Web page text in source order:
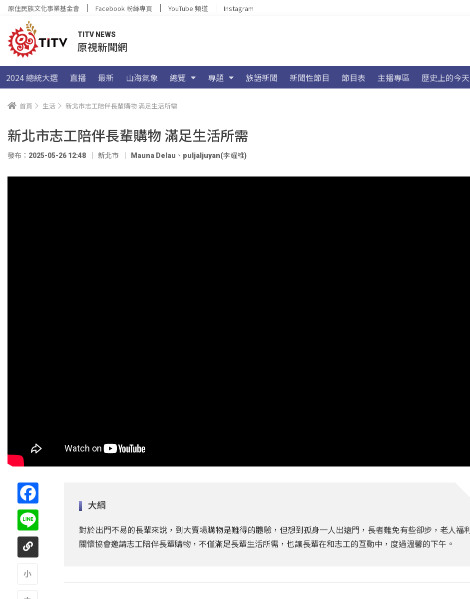
原住民族文化事業基金會 Facebook 粉絲專頁 YouTube 頻道 Instagram
TITV NEWS
原視新聞網
2024 總統大選 直播 最新 山海氣象 總覽 專題 族語新聞 新聞性節目 節目表 主播專區 歷史上的今天
首頁 生活 新北市志工陪伴長輩購物 滿足生活所需
新北市志工陪伴長輩購物 滿足生活所需
發布：2025-05-26 12:48 新北市 Mauna Delau 、 puljaljuyan(李耀維)
大綱
對於出門不易的長輩來說，到大賣場購物是難得的體驗，但想到孤身一人出遠門，長者難免有些卻步，老人福利
關懷協會邀請志工陪伴長輩購物，不僅滿足長輩生活所需，也讓長輩在和志工的互動中，度過溫馨的下午。